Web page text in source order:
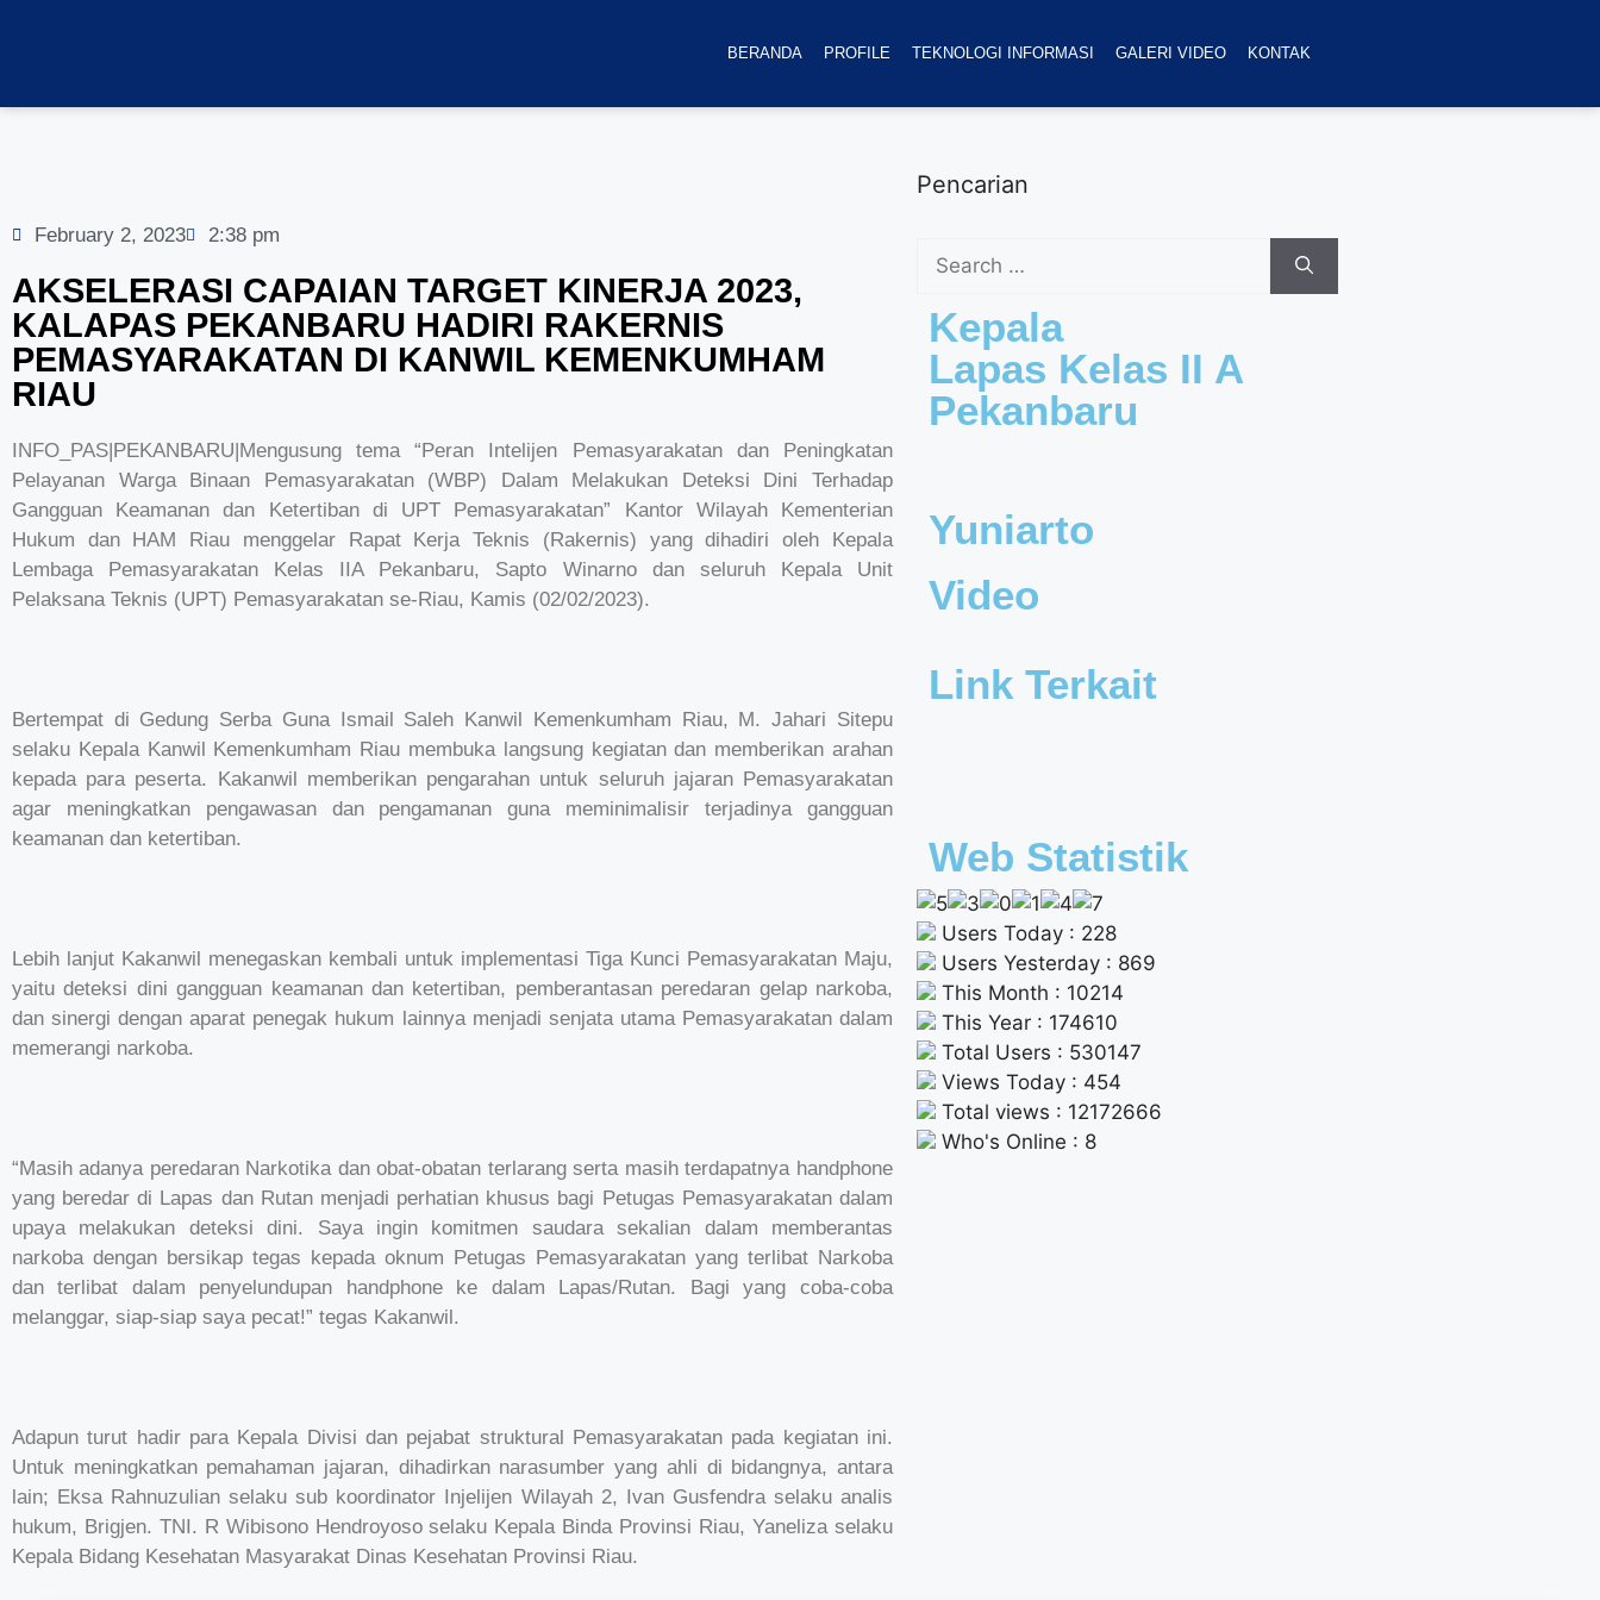
BERANDA PROFILE TEKNOLOGI INFORMASI GALERI VIDEO KONTAK
February 2, 2023 2:38 pm
AKSELERASI CAPAIAN TARGET KINERJA 2023,
KALAPAS PEKANBARU HADIRI RAKERNIS
PEMASYARAKATAN DI KANWIL KEMENKUMHAM
RIAU
INFO_PAS|PEKANBARU|Mengusung tema “Peran Intelijen Pemasyarakatan dan Peningkatan
Pelayanan Warga Binaan Pemasyarakatan (WBP) Dalam Melakukan Deteksi Dini Terhadap
Gangguan Keamanan dan Ketertiban di UPT Pemasyarakatan” Kantor Wilayah Kementerian
Hukum dan HAM Riau menggelar Rapat Kerja Teknis (Rakernis) yang dihadiri oleh Kepala
Lembaga Pemasyarakatan Kelas IIA Pekanbaru, Sapto Winarno dan seluruh Kepala Unit
Pelaksana Teknis (UPT) Pemasyarakatan se-Riau, Kamis (02/02/2023).
Bertempat di Gedung Serba Guna Ismail Saleh Kanwil Kemenkumham Riau, M. Jahari Sitepu
selaku Kepala Kanwil Kemenkumham Riau membuka langsung kegiatan dan memberikan arahan
kepada para peserta. Kakanwil memberikan pengarahan untuk seluruh jajaran Pemasyarakatan
agar meningkatkan pengawasan dan pengamanan guna meminimalisir terjadinya gangguan
keamanan dan ketertiban.
Lebih lanjut Kakanwil menegaskan kembali untuk implementasi Tiga Kunci Pemasyarakatan Maju,
yaitu deteksi dini gangguan keamanan dan ketertiban, pemberantasan peredaran gelap narkoba,
dan sinergi dengan aparat penegak hukum lainnya menjadi senjata utama Pemasyarakatan dalam
memerangi narkoba.
“Masih adanya peredaran Narkotika dan obat-obatan terlarang serta masih terdapatnya handphone
yang beredar di Lapas dan Rutan menjadi perhatian khusus bagi Petugas Pemasyarakatan dalam
upaya melakukan deteksi dini. Saya ingin komitmen saudara sekalian dalam memberantas
narkoba dengan bersikap tegas kepada oknum Petugas Pemasyarakatan yang terlibat Narkoba
dan terlibat dalam penyelundupan handphone ke dalam Lapas/Rutan. Bagi yang coba-coba
melanggar, siap-siap saya pecat!” tegas Kakanwil.
Adapun turut hadir para Kepala Divisi dan pejabat struktural Pemasyarakatan pada kegiatan ini.
Untuk meningkatkan pemahaman jajaran, dihadirkan narasumber yang ahli di bidangnya, antara
lain; Eksa Rahnuzulian selaku sub koordinator Injelijen Wilayah 2, Ivan Gusfendra selaku analis
hukum, Brigjen. TNI. R Wibisono Hendroyoso selaku Kepala Binda Provinsi Riau, Yaneliza selaku
Kepala Bidang Kesehatan Masyarakat Dinas Kesehatan Provinsi Riau.
Pencarian
Kepala
Lapas Kelas II A
Pekanbaru
Yuniarto
Video
Link Terkait
Web Statistik
Users Today : 228
Users Yesterday : 869
This Month : 10214
This Year : 174610
Total Users : 530147
Views Today : 454
Total views : 12172666
Who's Online : 8